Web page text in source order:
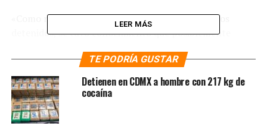
«Como resultado de las entrevistas realizadas a los
detenidos, se tuvo conocimiento que posiblemente
evento y que recibirían una cantidad de dinero a
cambio», abundó y detalló que fueron organizados en
cuatro células conformadas por siete integrantes cada
una concentrados en la ciudad. En total 24 delincuentes
dispuestos a ultimar a García Harfuch.
LEER MÁS
TE PODRÍA GUSTAR
Detienen en CDMX a hombre con 217 kg de
cocaína